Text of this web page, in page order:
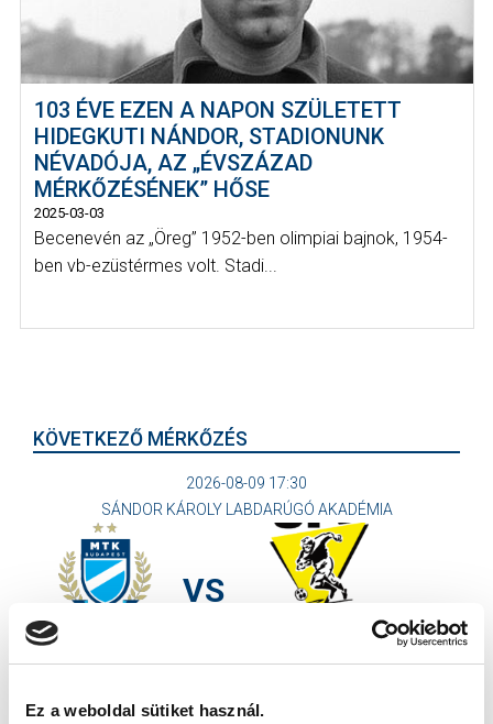
Ez a weboldal sütiket használ.
103 ÉVE EZEN A NAPON SZÜLETETT
HIDEGKUTI NÁNDOR, STADIONUNK
NÉVADÓJA, AZ „ÉVSZÁZAD
MÉRKŐZÉSÉNEK” HŐSE
2025-03-03
Becenevén az „Öreg” 1952-ben olimpiai bajnok, 1954-
ben vb-ezüstérmes volt. Stadi...
KÖVETKEZŐ MÉRKŐZÉS
2026-08-09 17:30
SÁNDOR KÁROLY LABDARÚGÓ AKADÉMIA
MTK BUDAPEST II
VS
MTK BUDAPEST HÍRLEVÉL